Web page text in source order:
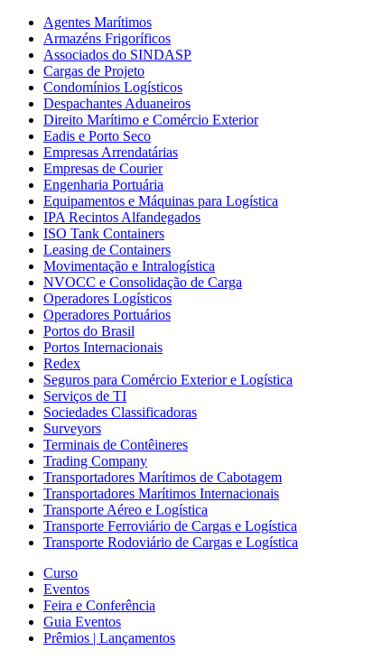
Agentes Marítimos
Armazéns Frigoríficos
Associados do SINDASP
Cargas de Projeto
Condomínios Logísticos
Despachantes Aduaneiros
Direito Marítimo e Comércio Exterior
Eadis e Porto Seco
Empresas Arrendatárias
Empresas de Courier
Engenharia Portuária
Equipamentos e Máquinas para Logística
IPA Recintos Alfandegados
ISO Tank Containers
Leasing de Containers
Movimentação e Intralogística
NVOCC e Consolidação de Carga
Operadores Logísticos
Operadores Portuários
Portos do Brasil
Portos Internacionais
Redex
Seguros para Comércio Exterior e Logística
Serviços de TI
Sociedades Classificadoras
Surveyors
Terminais de Contêineres
Trading Company
Transportadores Marítimos de Cabotagem
Transportadores Marítimos Internacionais
Transporte Aéreo e Logística
Transporte Ferroviário de Cargas e Logística
Transporte Rodoviário de Cargas e Logística
Curso
Eventos
Feira e Conferência
Guia Eventos
Prêmios | Lançamentos